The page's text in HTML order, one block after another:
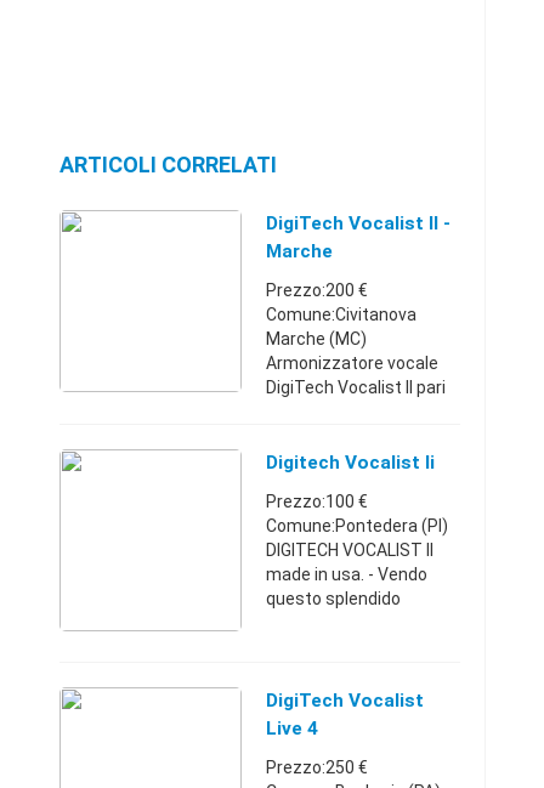
ARTICOLI CORRELATI
DigiTech Vocalist II -
Marche
Prezzo:200 €
Comune:Civitanova
Marche (MC)
Armonizzatore vocale
DigiTech Vocalist II pari
cambio programma.
oltre la propria in varie
tona ...
Digitech Vocalist Ii
Prezzo:100 €
Comune:Pontedera (PI)
DIGITECH VOCALIST II
made in usa. - Vendo
questo splendido
storia come uno tra i
migliori de ...
DigiTech Vocalist
Live 4
Prezzo:250 €